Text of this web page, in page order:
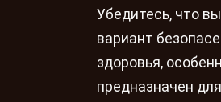
Убедитесь, что
вариант
здоровья,
предназначен